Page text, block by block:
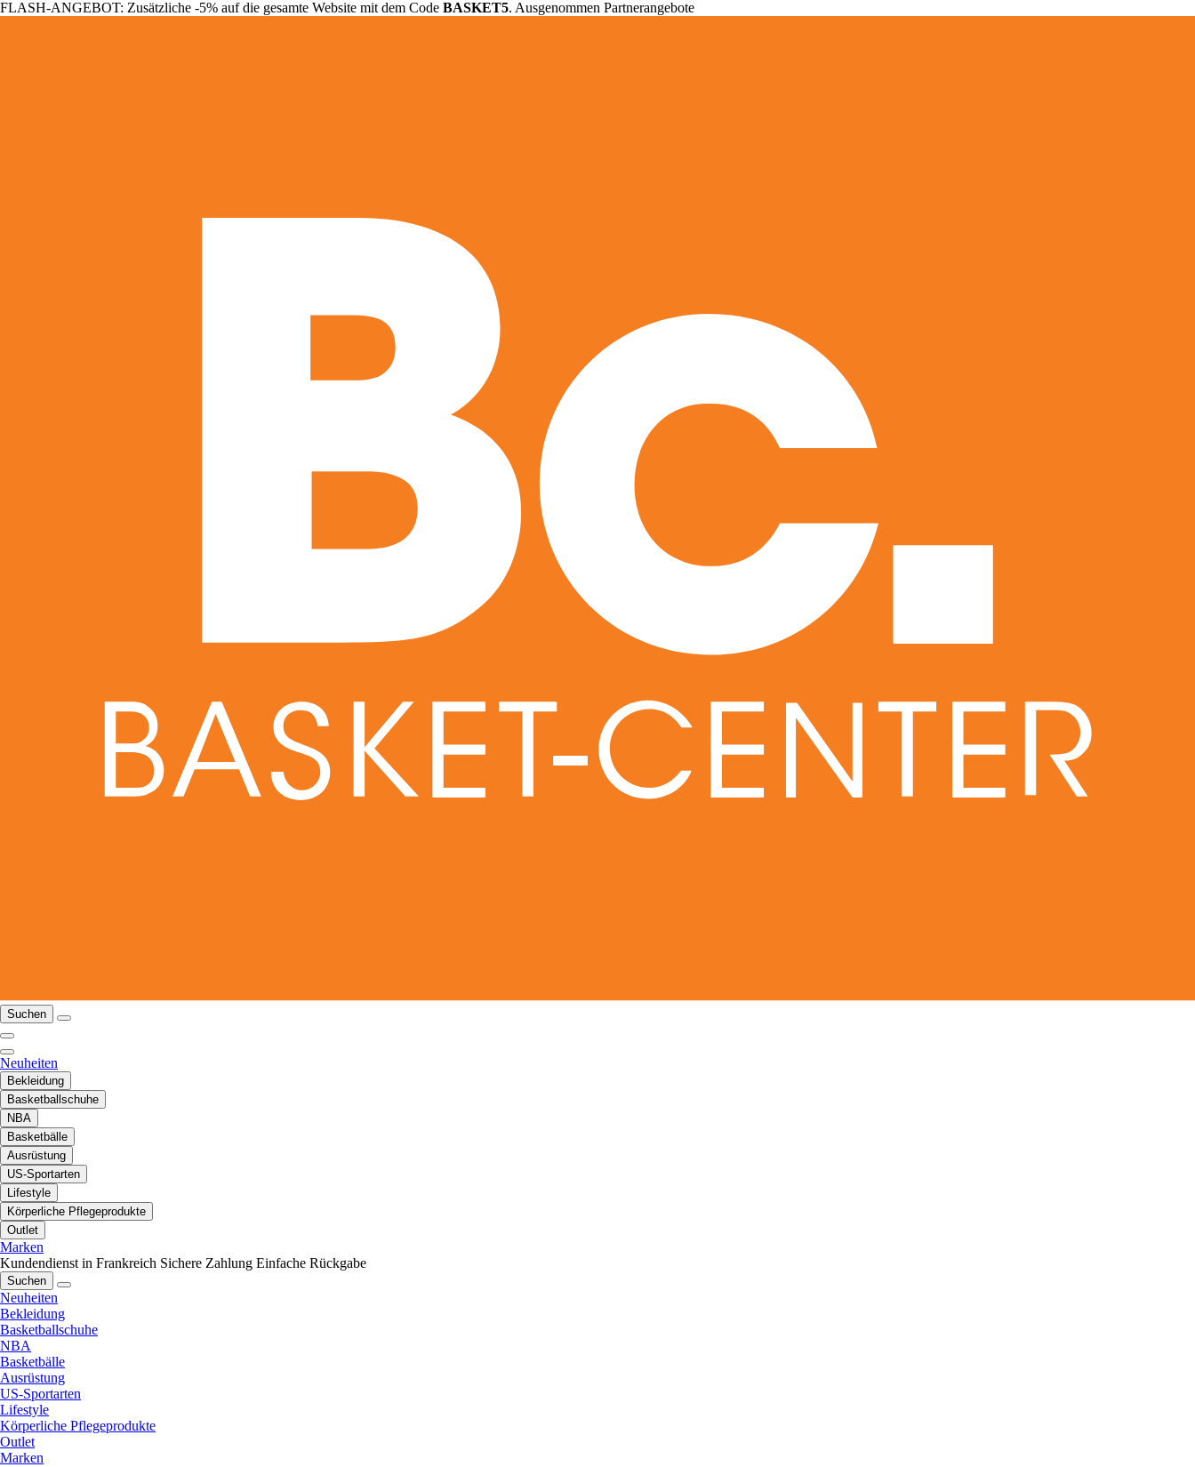
FLASH-ANGEBOT: Zusätzliche -5% auf die gesamte Website mit dem Code BASKET5. Ausgenommen Partnerangebote
Suchen
Neuheiten
Bekleidung
Basketballschuhe
NBA
Basketbälle
Ausrüstung
US-Sportarten
Lifestyle
Körperliche Pflegeprodukte
Outlet
Marken
Kundendienst in Frankreich Sichere Zahlung Einfache Rückgabe
Suchen
Neuheiten
Bekleidung
Basketballschuhe
NBA
Basketbälle
Ausrüstung
US-Sportarten
Lifestyle
Körperliche Pflegeprodukte
Outlet
Marken